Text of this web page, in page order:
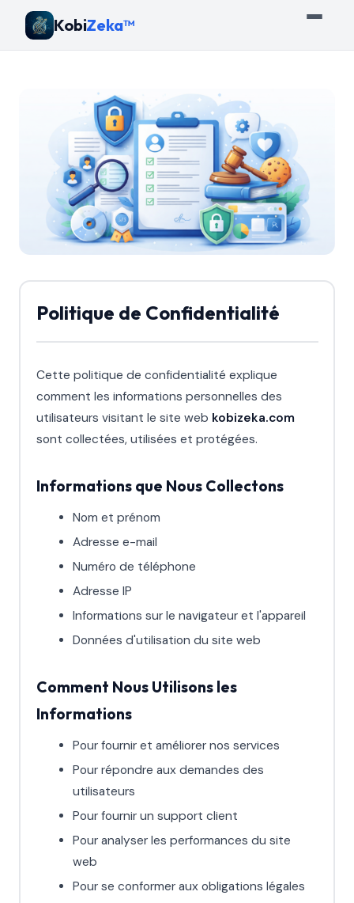
KobiZeka™
Politique de Confidentialité
Cette politique de confidentialité explique
comment les informations personnelles des
utilisateurs visitant le site web kobizeka.com
sont collectées, utilisées et protégées.
Informations que Nous Collectons
Nom et prénom
Adresse e-mail
Numéro de téléphone
Adresse IP
Informations sur le navigateur et l'appareil
Données d'utilisation du site web
Comment Nous Utilisons les
Informations
Pour fournir et améliorer nos services
Pour répondre aux demandes des
utilisateurs
Pour fournir un support client
Pour analyser les performances du site
web
Pour se conformer aux obligations légales